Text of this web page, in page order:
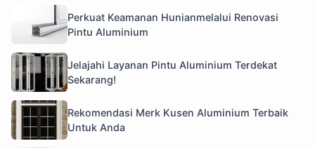
Perkuat Keamanan Hunianmelalui Renovasi
Pintu Aluminium
Jelajahi Layanan Pintu Aluminium Terdekat
Sekarang!
Rekomendasi Merk Kusen Aluminium Terbaik
Untuk Anda